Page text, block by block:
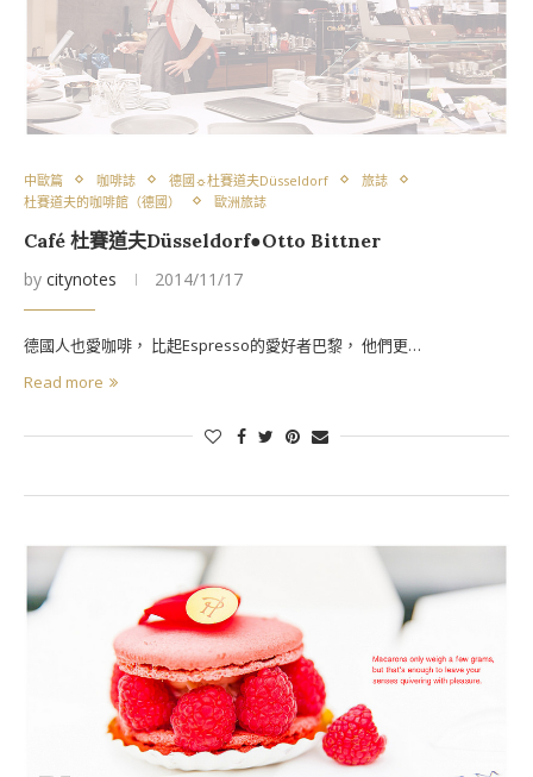
中歐篇 咖啡誌 德國☼杜賽道夫Düsseldorf
旅誌
杜賽道夫的咖啡館（德國）
歐洲旅誌
Café 杜賽道夫Düsseldorf●Otto Bittner
by citynotes 2014/11/17
德國人也愛咖啡， 比起Espresso的愛好者巴黎， 他們更…
Read more